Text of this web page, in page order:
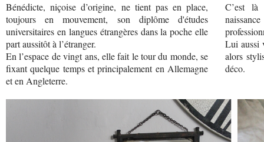
Bénédicte, niçoise d’origine, ne tient pas en place,
toujours en mouvement, son diplôme d'études
universitaires en langues étrangères dans la poche elle
part aussitôt à l’étranger.
En l’espace de vingt ans, elle fait le tour du monde, se
fixant quelque temps et principalement en Allemagne
et en Angleterre.
C’est là
Lui aussi
alors
déco.